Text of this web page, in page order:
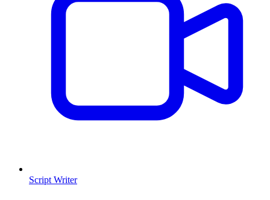
Script Writer